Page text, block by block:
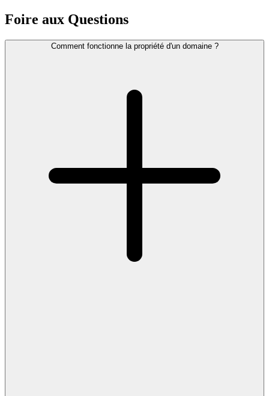
Foire aux Questions
Comment fonctionne la propriété d'un domaine ?